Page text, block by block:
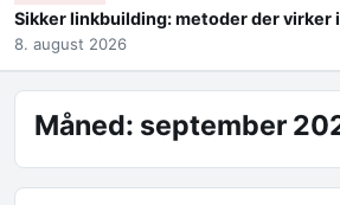
Sikker linkbuilding: metoder der virker
8. august 2026
Måned: september